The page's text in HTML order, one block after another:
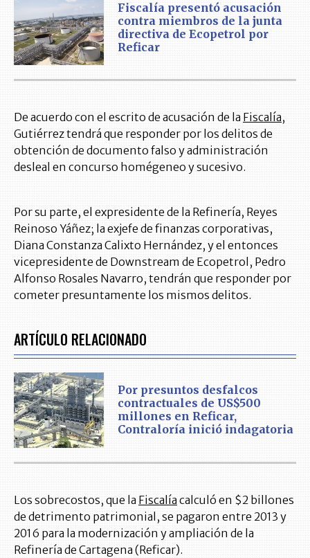
Fiscalía presentó acusación
contra miembros de la junta
directiva de Ecopetrol por
Reficar
De acuerdo con el escrito de acusación de la Fiscalía,
Gutiérrez tendrá que responder por los delitos de
obtención de documento falso y administración
desleal en concurso homégeneo y sucesivo.
Por su parte, el expresidente de la Refinería, Reyes
Reinoso Yáñez; la exjefe de finanzas corporativas,
Diana Constanza Calixto Hernández, y el entonces
vicepresidente de Downstream de Ecopetrol, Pedro
Alfonso Rosales Navarro, tendrán que responder por
cometer presuntamente los mismos delitos.
ARTÍCULO RELACIONADO
Por presuntos desfalcos
contractuales de US$500
millones en Reficar,
Contraloría inició indagatoria
Los sobrecostos, que la Fiscalíacalculó en $2 billones
de detrimento patrimonial, se pagaron entre 2013 y
2016 para la modernización y ampliación de la
Refinería de Cartagena (Reficar).